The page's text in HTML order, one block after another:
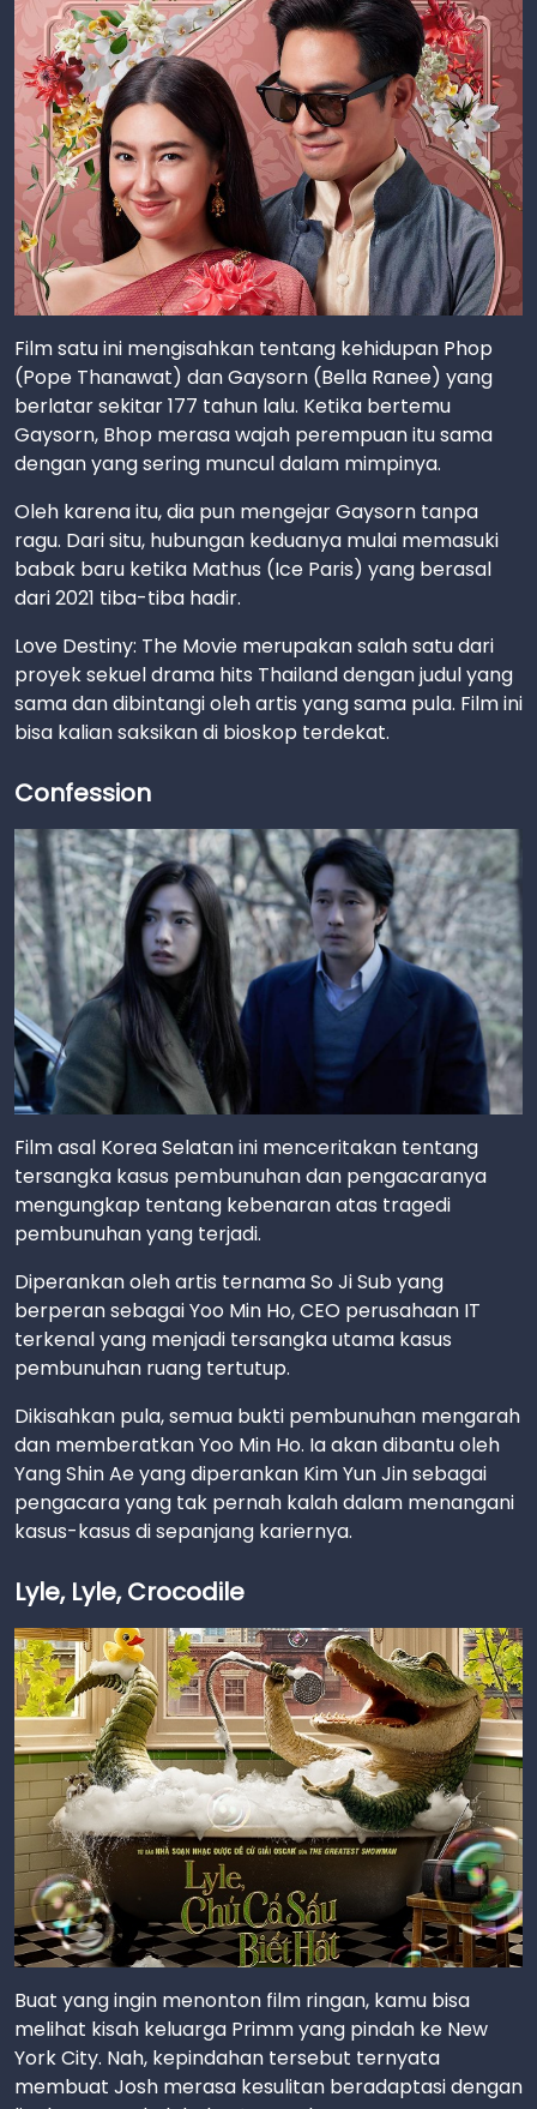
Film satu ini mengisahkan tentang kehidupan Phop
(Pope Thanawat) dan Gaysorn (Bella Ranee) yang
berlatar sekitar 177 tahun lalu. Ketika bertemu
Gaysorn, Bhop merasa wajah perempuan itu sama
dengan yang sering muncul dalam mimpinya.
Oleh karena itu, dia pun mengejar Gaysorn tanpa
ragu. Dari situ, hubungan keduanya mulai memasuki
babak baru ketika Mathus (Ice Paris) yang berasal
dari 2021 tiba-tiba hadir.
Love Destiny: The Movie merupakan salah satu dari
proyek sekuel drama hits Thailand dengan judul yang
sama dan dibintangi oleh artis yang sama pula. Film ini
bisa kalian saksikan di bioskop terdekat.
Confession
Film asal Korea Selatan ini menceritakan tentang
tersangka kasus pembunuhan dan pengacaranya
mengungkap tentang kebenaran atas tragedi
pembunuhan yang terjadi.
Diperankan oleh artis ternama So Ji Sub yang
berperan sebagai Yoo Min Ho, CEO perusahaan IT
terkenal yang menjadi tersangka utama kasus
pembunuhan ruang tertutup.
Dikisahkan pula, semua bukti pembunuhan mengarah
dan memberatkan Yoo Min Ho. Ia akan dibantu oleh
Yang Shin Ae yang diperankan Kim Yun Jin sebagai
pengacara yang tak pernah kalah dalam menangani
kasus-kasus di sepanjang kariernya.
Lyle, Lyle, Crocodile
Buat yang ingin menonton film ringan, kamu bisa
melihat kisah keluarga Primm yang pindah ke New
York City. Nah, kepindahan tersebut ternyata
membuat Josh merasa kesulitan beradaptasi dengan